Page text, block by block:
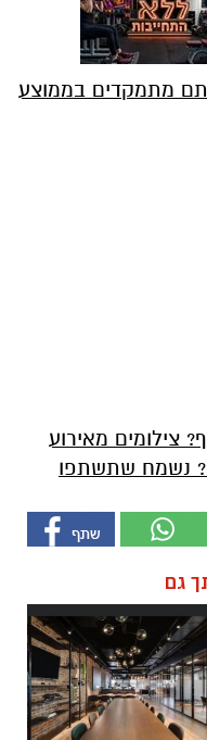
מתמקדים בממוצע
צילומים מאירוע
נשמח שתשתפו
גם